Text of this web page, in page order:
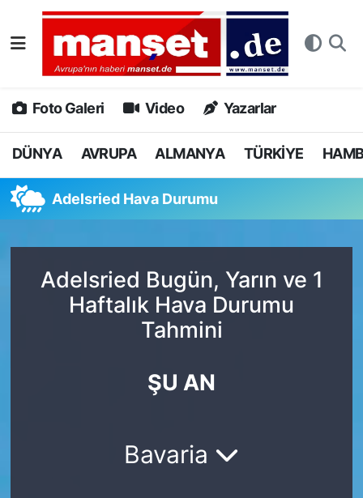
Foto Galeri Video Yazarlar
DÜNYA AVRUPA ALMANYA TÜRKİYE
Adelsried Hava Durumu
Adelsried Bugün, Yarın ve 1
Haftalık Hava Durumu
Tahmini
ŞU AN
Bavaria
DÜNYA
AVRUPA
ALMANYA
SPOR
DEUTSCH
Nöbetçi Eczaneler
Hava Durumu
Namaz Vakitleri
Tüm Manşetler
Son Dakika Haberleri